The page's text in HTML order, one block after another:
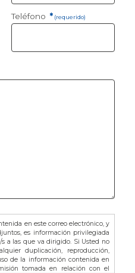
Teléfono * (requerido)
en este correo electrónico, y
es información privilegiada
a las que va dirigido. Si Usted no
duplicación, reproducción,
de la información contenida en
tomada en relación con el